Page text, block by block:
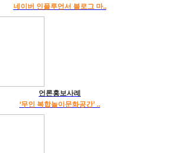
네이버 인플루언서 블로그 마..
언론홍보사례
‘무인 복합놀이문화공간’ ..